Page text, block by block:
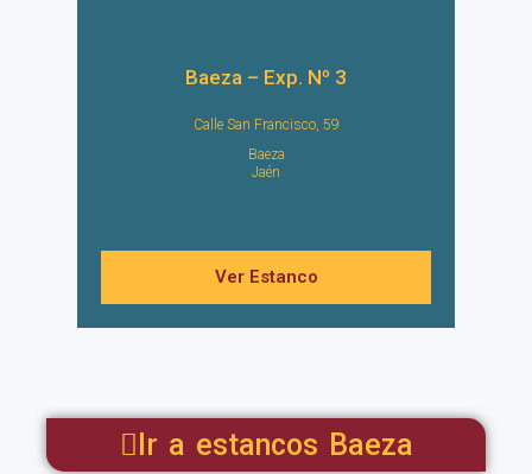
Baeza – Exp. Nº 3
Calle San Francisco, 59
Baeza
Jaén
Ver Estanco
Ir a estancos Baeza